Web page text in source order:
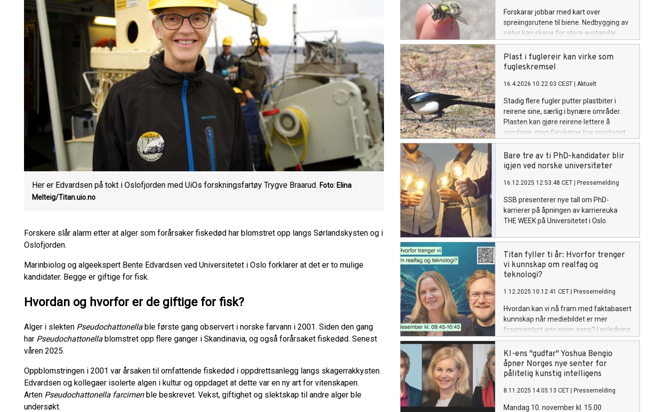
Her er Edvardsen på tokt i Oslofjorden med UiOs forskningsfartøy Trygve Braarud. Foto: Elina
Melteig/Titan.uio.no
Forskere slår alarm etter at alger som forårsaker fiskedød har blomstret opp langs Sørlandskysten og i
Oslofjorden.
Marinbiolog og algeekspert Bente Edvardsen ved Universitetet i Oslo forklarer at det er to mulige
kandidater. Begge er giftige for fisk.
Hvordan og hvorfor er de giftige for fisk?
Alger i slekten Pseudochattonella ble første gang observert i norske farvann i 2001. Siden den gang
har Pseudochattonella blomstret opp flere ganger i Skandinavia, og også forårsaket fiskedød. Senest
våren 2025.
Oppblomstringen i 2001 var årsaken til omfattende fiskedød i oppdrettsanlegg langs skagerrakkysten.
Edvardsen og kollegaer isolerte algen i kultur og oppdaget at dette var en ny art for vitenskapen.
Arten Pseudochattonella farcimenble beskrevet. Vekst, giftighet og slektskap til andre alger ble
undersøkt.
Forskarar jobbar med kart over
spreiingsrutene til biene. Nedbygging av
natur kan skape for store avstandar
mellom ulike populasjonar.
Plast i fuglereir kan virke som
fugleskremsel
16.4.2026 10:22:03 CEST Aktuelt
Stadig flere fugler putter plastbiter i
reirene sine, særlig i bynære områder.
Plasten kan gjøre reirene lettere å
oppdage, men forskerne har oppdaget
en annen, mer fordelaktig effekt.
Bare tre av ti PhD-kandidater blir
igjen ved norske universiteter
16.12.2025 12:53:48 CET Pressemelding
SSB presenterer nye tall om PhD-
karrierer på åpningen av karriereuka
THE WEEK på Universitetet i Oslo.
Titan fyller ti år: Hvorfor trenger
vi kunnskap om realfag og
teknologi?
1.12.2025 10:12:41 CET Pressemelding
Hvordan kan vi nå fram med faktabasert
kunnskap når mediebildet er mer
fragmentert enn noen gang? I anledning
sitt tiårsjubileum inviterer Titan –
nyhetsavisen for realfag og teknologi
ved Universitetet i Oslo – til en åpen
samtale om forskningsformidlingens
KI-ens "gudfar" Yoshua Bengio
åpner Norges nye senter for
pålitelig kunstig intelligens
8.11.2025 14:05:13 CET Pressemelding
Mandag 10. november kl. 15.00